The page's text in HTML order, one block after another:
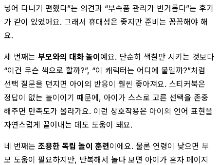
넣어 다니기 편했다”는 의견과 “부속품 관리가 번거롭다”는 후기
가 같이 있었어요. 그래서 휴대성은 좋지만 준비는 꼼꼼해야 해
요.
세 번째는 부모와의 대화 놀이예요. 단순히 색칠만 시키는 것보다
“이건 무슨 색으로 할까?”, “이 캐릭터는 어디에 붙일까?”처럼
선택 질문을 던지면 아이의 반응이 훨씬 좋아져요. 스티커북은
정답이 없는 놀이이기 때문에, 아이가 스스로 고른 선택을 존중
해주면 만족도가 올라가요. 이런 상호작용은 아이의 언어 표현을
자연스럽게 끌어내는 데도 도움이 돼요.
네 번째는 조용한 독립 놀이 훈련이에요. 물론 연령이 낮으면 부
모 도움이 필요하지만, 반복해서 놀다 보면 아이가 혼자 페이지